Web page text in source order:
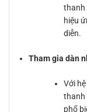
thanh
hiệu
diễn.
Tham gia dàn
Với
thanh
phổ